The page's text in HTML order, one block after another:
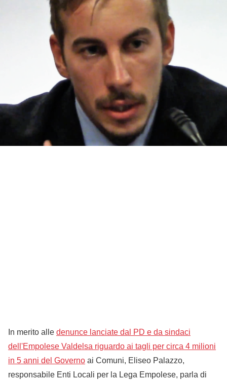
In merito alle denunce lanciate dal PD e da sindaci
dell'Empolese Valdelsa riguardo ai tagli per circa 4 milioni
in 5 anni del Governo ai Comuni, Eliseo Palazzo,
responsabile Enti Locali per la Lega Empolese, parla di